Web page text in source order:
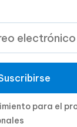
para el